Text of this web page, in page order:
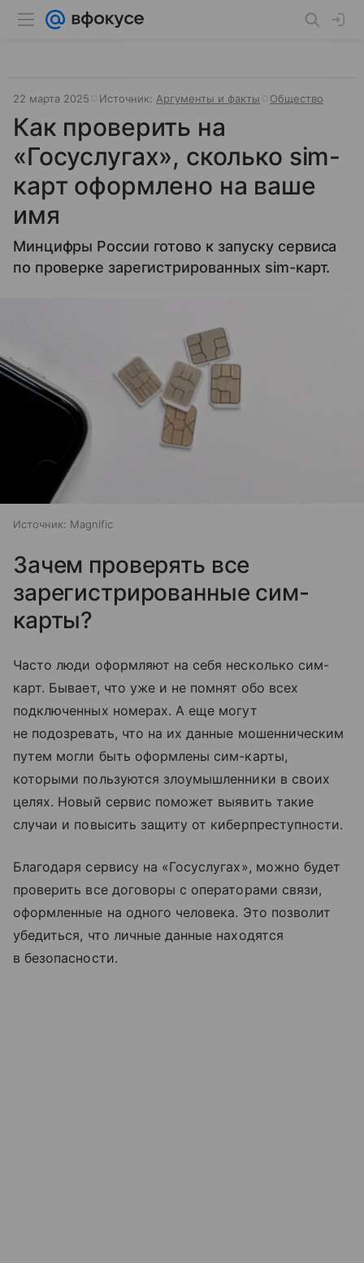
22 марта 2025 Источник: Аргументы и факты Общество
Как проверить на
«Госуслугах», сколько sim-
карт оформлено на ваше
имя
Минцифры России готово к запуску сервиса
по проверке зарегистрированных sim-карт.
Источник: Magnific
Зачем проверять все
зарегистрированные сим-
карты?
Часто люди оформляют на себя несколько сим-
карт. Бывает, что уже и не помнят обо всех
подключенных номерах. А еще могут
не подозревать, что на их данные мошенническим
путем могли быть оформлены сим-карты,
которыми пользуются злоумышленники в своих
целях. Новый сервис поможет выявить такие
случаи и повысить защиту от киберпреступности.
Благодаря сервису на «Госуслугах», можно будет
проверить все договоры с операторами связи,
оформленные на одного человека. Это позволит
убедиться, что личные данные находятся
в безопасности.